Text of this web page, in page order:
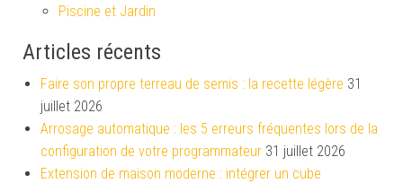
Piscine et Jardin
Articles récents
Faire son propre terreau de semis : la recette légère 31
juillet 2026
Arrosage automatique : les 5 erreurs fréquentes lors de la
configuration de votre programmateur 31 juillet 2026
Extension de maison moderne : intégrer un cube